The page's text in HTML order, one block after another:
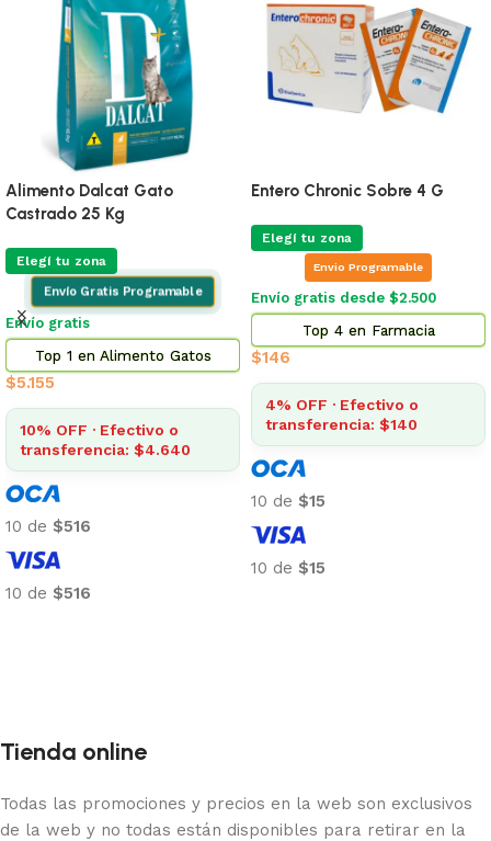
Alimento Dalcat Gato
Castrado 25 Kg
Elegí tu zona
Envío Gratis Programable
Envío gratis
Top 1 en Alimento Gatos
$5.155
10% OFF · Efectivo o
transferencia: $4.640
10 de $516
10 de $516
Entero Chronic Sobre 4 G
Elegí tu zona
Envio Programable
Envío gratis desde $2.500
Top 4 en Farmacia
$146
4% OFF · Efectivo o
transferencia: $140
10 de $15
10 de $15
Tienda online
Todas las promociones y precios en la web son exclusivos
de la web y no todas están disponibles para retirar en la